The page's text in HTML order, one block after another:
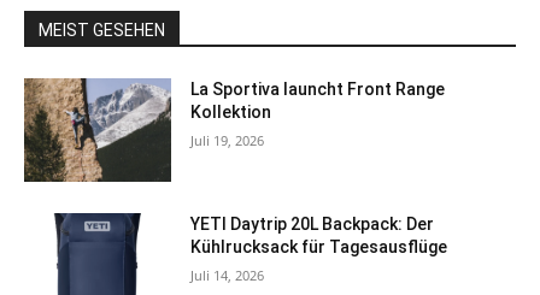
MEIST GESEHEN
La Sportiva launcht Front Range
Kollektion
Juli 19, 2026
YETI Daytrip 20L Backpack: Der
Kühlrucksack für Tagesausflüge
Juli 14, 2026